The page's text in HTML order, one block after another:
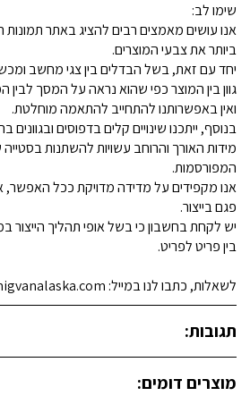
שימו לב:
אנו עושים מאמצים רבים להציג באתר
ביותר את צבעי המוצרים.
יחד עם זאת, בשל הבדלים בין צגי מחשב
גוון בין המוצר כפי שהוא נראה על המסך לבין
ואין באפשרותנו להתחייב להתאמה מוחלטת.
בנוסף, ייתכנו שינויים קלים בדפוסים
המפורסמות.
אנו מקפידים על מדידה מדויקת ככל האפשר,
פגם בייצור.
יש לקחת בחשבון כי בשל אופי תהליך הייצור
בין פריט לפריט.
לשאלות, כתבו לנו במייל: info@migvanalaska.com
תגובות:
מוצרים דומים: